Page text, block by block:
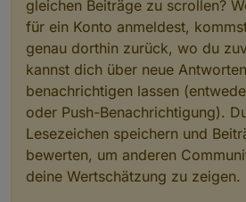
Spoiler
gleichen Beiträge zu scrollen?
für ein Konto anmeldest,
genau dorthin zurück, wo du
kannst dich über neue Antworten
benachrichtigen lassen
oder Push-Benachrichtigung).
Lesezeichen speichern und
bewerten, um anderen
deine Wertschätzung zu zeigen.